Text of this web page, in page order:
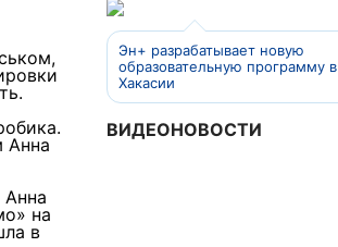
Анна
Анна
на
в
Эн+ разрабатывает новую
образовательную программу в
Хакасии
ВИДЕОНОВОСТИ